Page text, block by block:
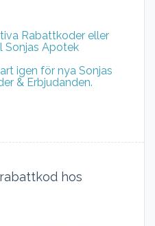
Rabattkoder eller
Sonjas Apotek
igen för nya Sonjas
& Erbjudanden.
hos